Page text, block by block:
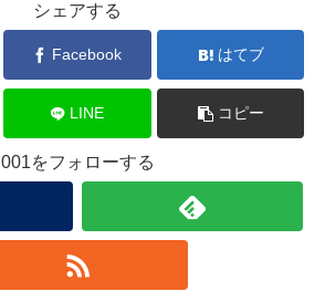
シェアする
Facebook はてブ
LINE コピー
001をフォローする